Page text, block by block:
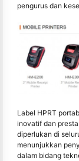
pengurus dan
Label HPRT
inovatif dan
diperlukan di
menunjukkan
dalam bidang